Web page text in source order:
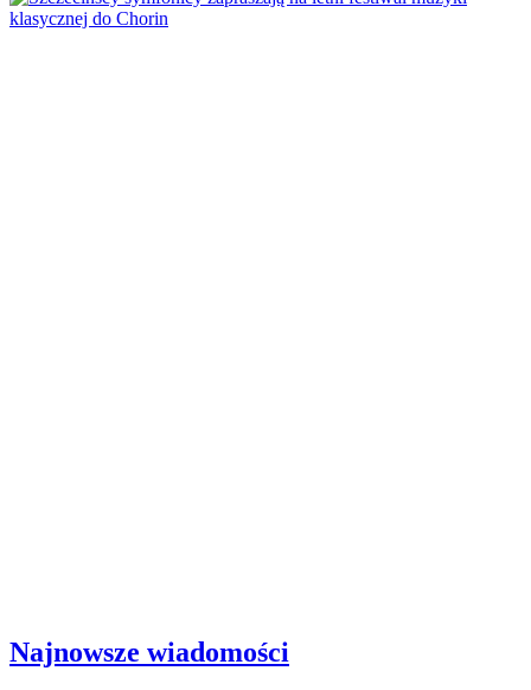
Najnowsze wiadomości